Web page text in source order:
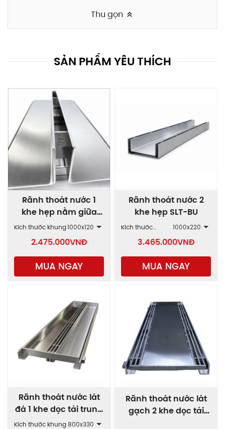
Thu gọn
SẢN PHẨM YÊU THÍCH
Rãnh thoát nước 1
khe hẹp nằm giữa
SLT-BT
Kích thước khung1000x120
2.475.000VNĐ
MUA NGAY
Rãnh thoát nước 2
khe hẹp SLT-BU
Kích thước
1000x220
3.465.000VNĐ
MUA NGAY
Rãnh thoát nước lát
đá 1 khe dọc tải trung
bình AAP1
Kích thước khung800x330
Rãnh thoát nước lát
gạch 2 khe dọc tải